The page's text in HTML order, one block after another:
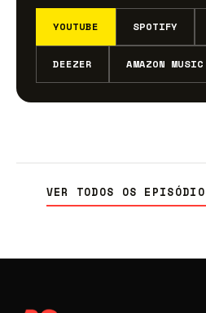
YOUTUBE SPOTIFY
DEEZER AMAZON MUSIC
VER TODOS OS